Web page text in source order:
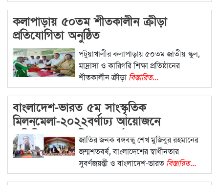
কলাপাড়ায় ৫০তম শীতকালীন ক্রীড়া
প্রতিযোগিতা অনুষ্ঠিত
পটুয়াখালীর কলাপাড়ায় ৫০তম জাতীয় স্কুল,
মাদ্রাসা ও কারিগরি শিক্ষা প্রতিষ্ঠানের
শীতকালীন ক্রীড়া বিস্তারিত...
বাংলাদেশ-ভারত ৫ম সাংস্কৃতিক
মিলনমেলা-২০২২বর্ণাঢ্য আয়োজনে
অতিথিদের নাগরিক সংবর্ধনাজাতির জনক বঙ্গবন্ধু শেখ মুজিবুর রহমানের
জন্মশতবর্ষ, বাংলাদেশের স্বাধীনতার
সুবর্ণজয়ন্তী ও বাংলাদেশ-ভারত বিস্তারিত...